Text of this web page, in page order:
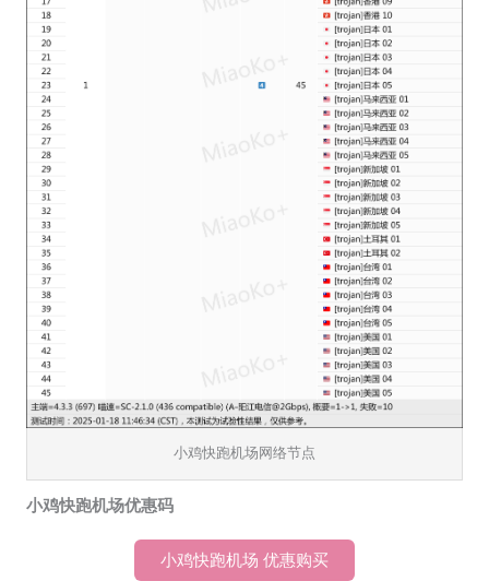
小鸡快跑机场网络节点
小鸡快跑机场优惠码
小鸡快跑机场 优惠购买